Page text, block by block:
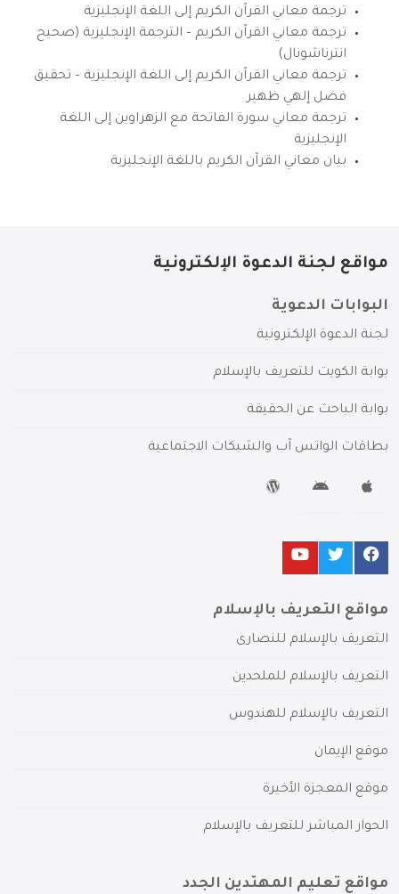
ترجمة معاني القرآن الكريم إلى اللغة الإنجليزية
ترجمة معاني القرآن الكريم – الترجمة الإنجليزية (صحيح
انترناشونال)
ترجمة معاني القرآن الكريم إلى اللغة الإنجليزية – تحقيق
فضل إلهي ظهير
ترجمة معاني سورة الفاتحة مع الزهراوين إلى اللغة
الإنجليزية
بيان معاني القرآن الكريم باللغة الإنجليزية
مواقع لجنة الدعوة الإلكترونية
البوابات الدعوية
لجنة الدعوة الإلكترونية
بوابة الكويت للتعريف بالإسلام
بوابة الباحث عن الحقيقة
بطاقات الواتس آب والشبكات الاجتماعية
مواقع التعريف بالإسلام
التعريف بالإسلام للنصارى
التعريف بالإسلام للملحدين
التعريف بالإسلام للهندوس
موقع الإيمان
موقع المعجزة الأخيرة
الحوار المباشر للتعريف بالإسلام
مواقع تعليم المهتدين الجدد